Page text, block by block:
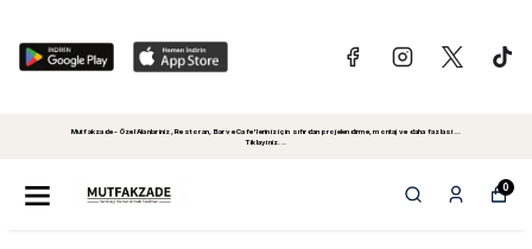
Mutfakzade - Özel Alanlariniz, Restoran, Bar ve Cafe'leriniz için sıfırdan projelendirme, montaj ve daha fazlasi...
Tiklayiniz...
0